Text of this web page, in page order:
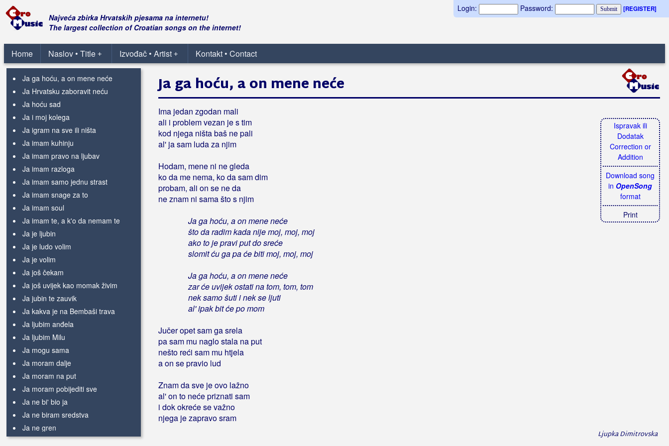
Login: Password: [REGISTER]
Najveća zbirka Hrvatskih pjesama na internetu!
The largest collection of Croatian songs on the internet!
Home +
Naslov • Title +
Izvođač • Artist Kontakt • Contact
Ja ću tebe uvijek voljeti
Ja ću uvijek biti tvoja
Ja dala sam sve
Ja dat ću sve
Ja ga hoću, a on mene neće
Ja Hrvatsku zaboravit neću
Ja hoću sad
Ja i moj kolega
Ja igram na sve ili ništa
Ja imam kuhinju
Ja imam pravo na ljubav
Ja imam razloga
Ja imam samo jednu strast
Ja imam snage za to
Ja imam soul
Ja imam te, a k'o da nemam te
Ja je ljubin
Ja je ludo volim
Ja je volim
Ja još čekam
Ja još uvijek kao momak živim
Ja jubin te zauvik
Ja kakva je na Bembaši trava
Ja ljubim anđela
Ja ljubim Milu
Ja mogu sama
Ja moram dalje
Ja moram na put
Ja moram pobijediti sve
Ja ne bi' bio ja
Ja ne biram sredstva
Ja ne gren
Ja ne mogu bez Dunava
Ispravak ili
Dodatak
Correction or
Addition
Download song
in OpenSong
format
Print
Ja ga hoću, a on mene neće
Ima jedan zgodan mali
ali i problem vezan je s tim
kod njega ništa baš ne pali
al' ja sam luda za njim
Hodam, mene ni ne gleda
ko da me nema, ko da sam dim
probam, ali on se ne da
ne znam ni sama što s njim
Ja ga hoću, a on mene neće
što da radim kada nije moj, moj, moj
ako to je pravi put do sreće
slomit ću ga pa će biti moj, moj, moj
Ja ga hoću, a on mene neće
zar će uvijek ostati na tom, tom, tom
nek samo šuti i nek se ljuti
al' ipak bit će po mom
Jučer opet sam ga srela
pa sam mu naglo stala na put
nešto reći sam mu htjela
a on se pravio lud
Znam da sve je ovo lažno
al' on to neće priznati sam
i dok okreće se važno
njega je zapravo sram
Ljupka Dimitrovska